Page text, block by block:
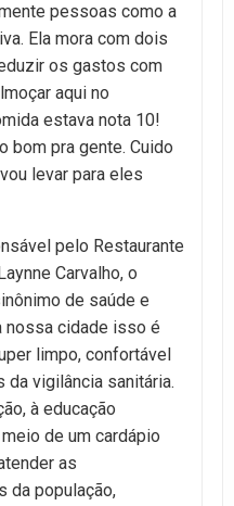
pessoas como a
Ela mora com dois
os gastos com
aqui no
estava nota 10!
bom pra gente. Cuido
levar para eles
pelo Restaurante
Carvalho, o
de saúde e
nossa cidade isso é
limpo, confortável
da vigilância sanitária.
à educação
de um cardápio
as
da população,